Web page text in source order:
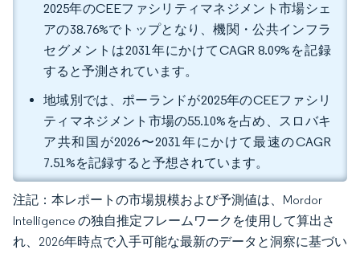
2025年のCEEファシリティマネジメント市場シェ
アの38.76%でトップとなり、機関・公共インフラ
セグメントは2031年にかけてCAGR 8.09%を記録
すると予測されています。
地域別では、ポーランドが2025年のCEEファシリ
ティマネジメント市場の55.10%を占め、スロバキ
ア共和国が2026〜2031年にかけて最速のCAGR
7.51%を記録すると予想されています。
注記：本レポートの市場規模および予測値は、Mordor
Intelligence の独自推定フレームワークを使用して算出さ
れ、2026年時点で入手可能な最新のデータと洞察に基づい